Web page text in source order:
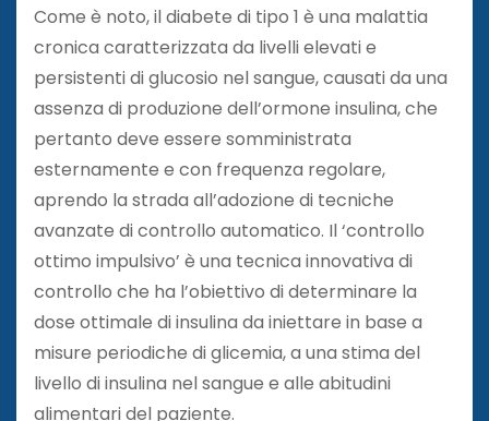
Come è noto, il diabete di tipo 1 è una malattia
cronica caratterizzata da livelli elevati e
persistenti di glucosio nel sangue, causati da una
assenza di produzione dell’ormone insulina, che
pertanto deve essere somministrata
esternamente e con frequenza regolare,
aprendo la strada all’adozione di tecniche
avanzate di controllo automatico. Il ‘controllo
ottimo impulsivo’ è una tecnica innovativa di
controllo che ha l’obiettivo di determinare la
dose ottimale di insulina da iniettare in base a
misure periodiche di glicemia, a una stima del
livello di insulina nel sangue e alle abitudini
alimentari del paziente.